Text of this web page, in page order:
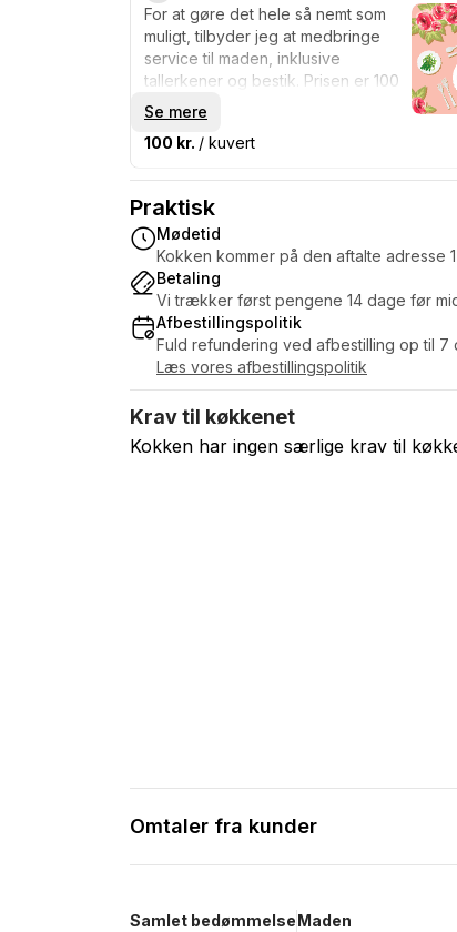
For at gøre det hele så nemt som
muligt, tilbyder jeg at medbringe
service til maden, inklusive
tallerkener og bestik. Prisen er 100
kroner pr. person.
Se mere
100 kr. / kuvert
Praktisk
Mødetid
Kokken kommer på den aftalte adresse
Betaling
Vi trækker først pengene 14 dage før
Afbestillingspolitik
Fuld refundering ved afbestilling op til 7
Læs vores afbestillingspolitik
Krav til køkkenet
Kokken har ingen særlige krav til
Omtaler fra kunder
Samlet bedømmelseMaden